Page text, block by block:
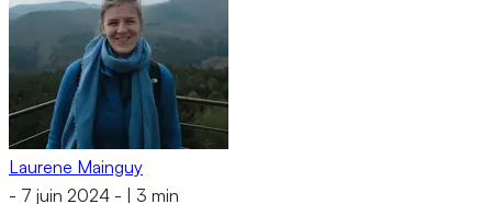
Laurene Mainguy
- 7 juin 2024 - 3 min